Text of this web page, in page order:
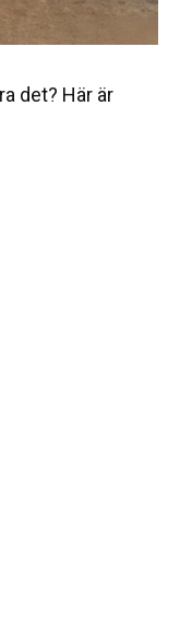
det? Här är